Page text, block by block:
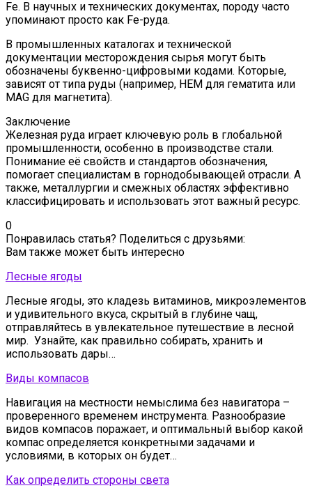
Fe. В научных и технических документах, породу часто
упоминают просто как Fe-руда.
В промышленных каталогах и технической
документации месторождения сырья могут быть
обозначены буквенно-цифровыми кодами. Которые,
зависят от типа руды (например, HEM для гематита или
MAG для магнетита).
Заключение
Железная руда играет ключевую роль в глобальной
промышленности, особенно в производстве стали.
Понимание её свойств и стандартов обозначения,
помогает специалистам в горнодобывающей отрасли. А
также, металлургии и смежных областях эффективно
классифицировать и использовать этот важный ресурс.
0
Понравилась статья? Поделиться с друзьями:
Вам также может быть интересно
Лесные ягоды
Лесные ягоды, это кладезь витаминов, микроэлементов
и удивительного вкуса, скрытый в глубине чащ,
отправляйтесь в увлекательное путешествие в лесной
мир. Узнайте, как правильно собирать, хранить и
использовать дары…
Виды компасов
Навигация на местности немыслима без навигатора –
проверенного временем инструмента. Разнообразие
видов компасов поражает, и оптимальный выбор какой
компас определяется конкретными задачами и
условиями, в которых он будет…
Как определить стороны света